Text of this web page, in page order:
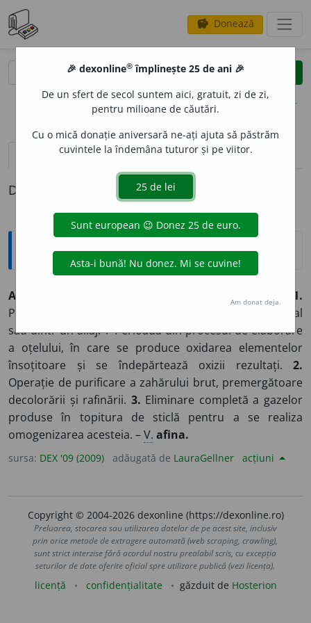
savings Donează
clear
opțiuni
definiții (1)
Definiția cu ID-ul 823712:
Explicative DEX
AFIN
1.
Proces de îndepărtare a impurităților dintr-un metal
sau dintr-un aliaj. ♦ Perioadă din procesul de elaborare
a oțelului, în care se produce oxidarea elementelor
însoțitoare și se îndepărtează oxizii rezultați. 2.
Operație de purificare a zahărului brut, premergătoare
decolorării și rafinării. 3. Eliminare completă a gazelor
produse în topitura de sticlă pentru a se realiza
omogenizarea acesteia. –V. afina.
sursa: DEX '09 (2009) adăugată de LauraGellner acțiuni
Copyright © 2004-2026 dexonline (https://dexonline.ro)
Preluarea, stocarea sau utilizarea datelor de pe acest site, inclusiv
prin orice metode de extragere automată (web scraping, crawling),
sunt strict interzise fără acordul nostru prealabil scris, cu excepția
seturilor de date oferite oficial spre utilizare publică (vezi licența).
licență confidențialitate găzduit de Hosterion
🎉 dexonline® împlinește 25 de ani 🎉
De un sfert de secol suntem aici, gratuit, zi de zi,
pentru milioane de căutări.
Cu o mică donație aniversară ne-ați ajuta să păstrăm
cuvintele la îndemâna tuturor și pe viitor.
Am donat deja.